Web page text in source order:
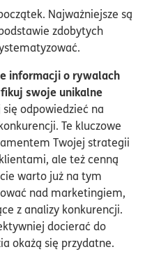
Najważniejsze są
zdobytych
informacji o rywalach
swoje unikalne
odpowiedzieć na
Te kluczowe
Twojej strategii
ale też cenną
warto już na tym
nad marketingiem,
z analizy konkurencji.
docierać do
okażą się przydatne.